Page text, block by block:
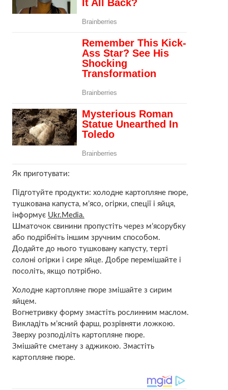
Як приготувати:
Підготуйте продукти: холодне картопляне пюре,
тушкована капуста, м’ясо, огірки, спеції і яйця,
інформує Ukr.Media.
Шматочок свинини пропустіть через м’ясорубку
або подрібніть іншим зручним способом.
Додайте до нього тушковану капусту, терті
солоні огірки і сире яйце. Добре перемішайте і
посоліть, якщо потрібно.
Холодне картопляне пюре змішайте з сирим
яйцем.
Вогнетривку форму змастіть рослинним маслом.
Викладіть м’ясний фарш, розрівняти ложкою.
Зверху розподіліть картопляне пюре.
Змішайте сметану з аджикою. Змастіть
картопляне пюре.